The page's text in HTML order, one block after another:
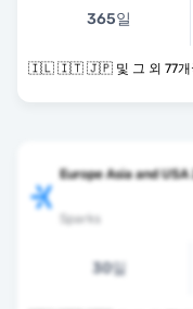
365일
🇮🇱 🇮🇹 🇯🇵 및 그 외 77
Europe Asia and USA
Sparks
30일